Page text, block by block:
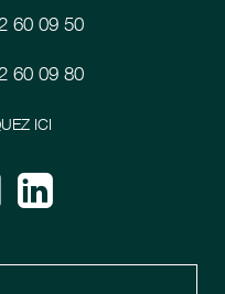
60 09 50
60 09 80
ICI